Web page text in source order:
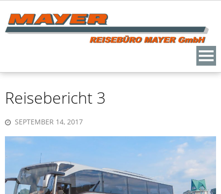
content
Reisebericht 3
SEPTEMBER 14, 2017